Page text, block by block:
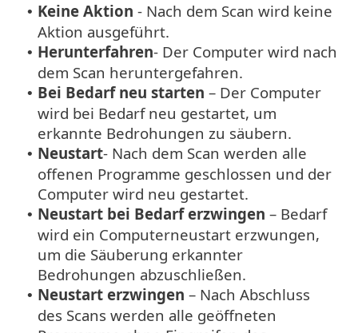
• Keine Aktion - Nach dem Scan wird keine
Aktion ausgeführt.
• Herunterfahren- Der Computer wird nach
dem Scan heruntergefahren.
• Bei Bedarf neu starten – Der Computer
wird bei Bedarf neu gestartet, um
erkannte Bedrohungen zu säubern.
• Neustart- Nach dem Scan werden alle
offenen Programme geschlossen und der
Computer wird neu gestartet.
• Neustart bei Bedarf erzwingen – Bedarf
wird ein Computerneustart erzwungen,
um die Säuberung erkannter
Bedrohungen abzuschließen.
• Neustart erzwingen – Nach Abschluss
des Scans werden alle geöffneten